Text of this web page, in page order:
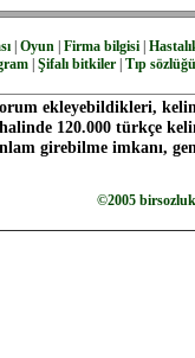
| Oyun| Firma bilgisi|
Şifalı bitkiler Tıp sözlüğü
ekleyebildikleri,
120.000 türkçe
girebilme imkanı,
©2005